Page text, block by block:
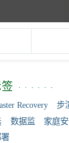
Recovery 步
数据监 家庭